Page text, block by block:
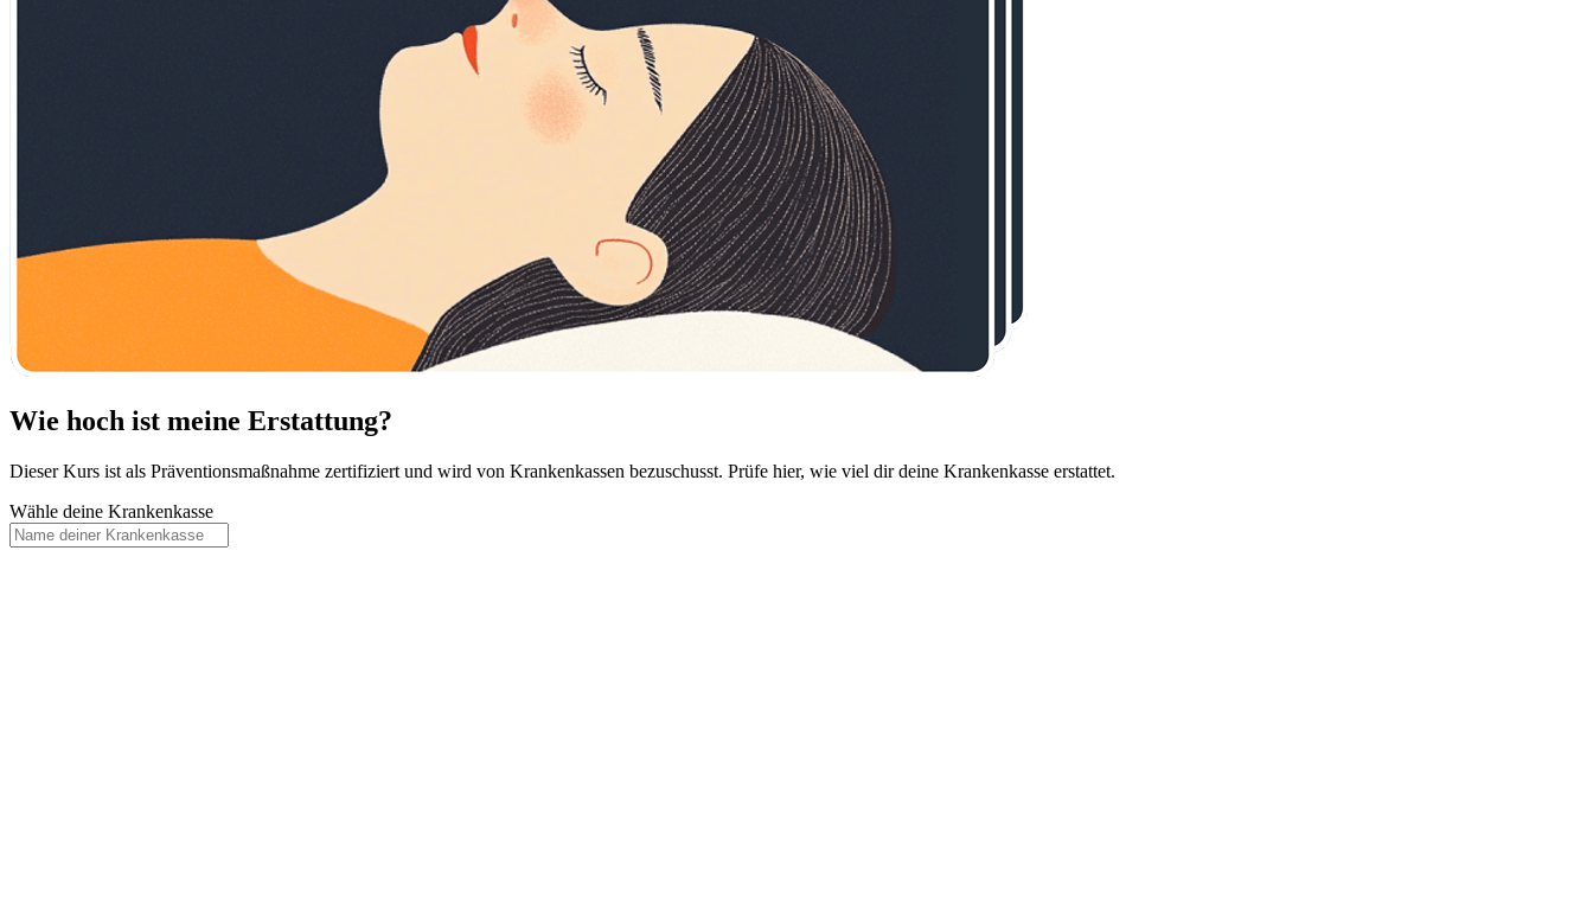
Wie hoch ist meine Erstattung?
Dieser Kurs ist als Präventionsmaßnahme zertifiziert und wird von Krankenkassen bezuschusst. Prüfe hier, wie viel dir deine Krankenkasse erstattet.
Wähle deine Krankenkasse